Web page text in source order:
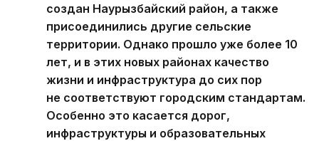
создан Наурызбайский район, а также
присоединились другие сельские
территории. Однако прошло уже более 10
лет, и в этих новых районах качество
жизни и инфраструктура до сих пор
не соответствуют городским стандартам.
Особенно это касается дорог,
инфраструктуры и образовательных